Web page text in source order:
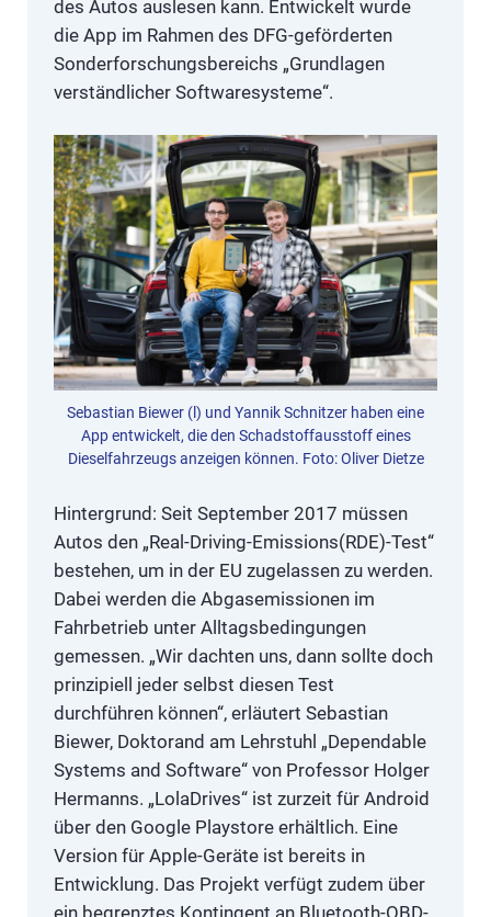
des Autos auslesen kann. Entwickelt wurde
die App im Rahmen des DFG-geförderten
Sonderforschungsbereichs „Grundlagen
verständlicher Softwaresysteme“.
Sebastian Biewer (l) und Yannik Schnitzer haben eine
App entwickelt, die den Schadstoffausstoff eines
Dieselfahrzeugs anzeigen können. Foto: Oliver Dietze
Hintergrund: Seit September 2017 müssen
Autos den „Real-Driving-Emissions(RDE)-Test“
bestehen, um in der EU zugelassen zu werden.
Dabei werden die Abgasemissionen im
Fahrbetrieb unter Alltagsbedingungen
gemessen. „Wir dachten uns, dann sollte doch
prinzipiell jeder selbst diesen Test
durchführen können“, erläutert Sebastian
Biewer, Doktorand am Lehrstuhl „Dependable
Systems and Software“ von Professor Holger
Hermanns. „LolaDrives“ ist zurzeit für Android
über den Google Playstore erhältlich. Eine
Version für Apple-Geräte ist bereits in
Entwicklung. Das Projekt verfügt zudem über